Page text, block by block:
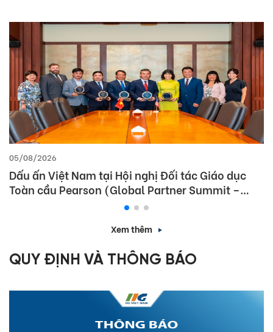
05/08/2026
Dấu ấn Việt Nam tại Hội nghị Đối tác Giáo dục
Toàn cầu Pearson (Global Partner Summit –
Xem thêm
QUY ĐỊNH VÀ THÔNG BÁO